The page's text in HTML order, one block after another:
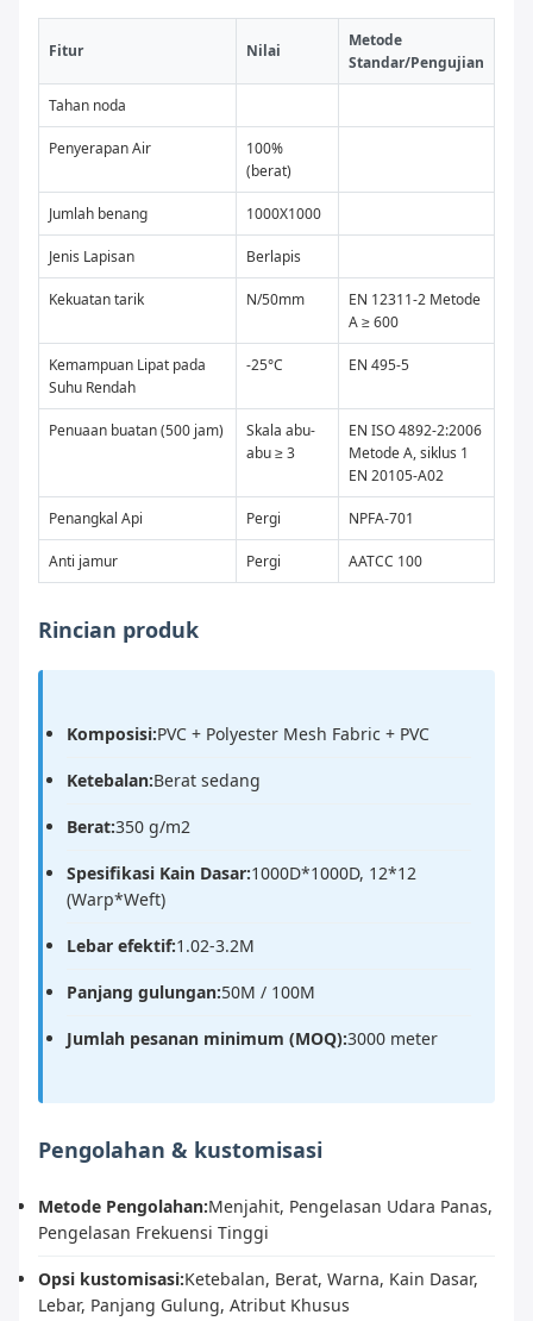
Fitur Nilai
Metode
Standar/Pengujian
Tahan noda
Penyerapan Air
100%
(berat)
Jumlah benang 1000X1000
Jenis Lapisan Berlapis
Kekuatan tarik N/50mm
EN 12311-2 Metode
A ≥ 600
Kemampuan Lipat pada
Suhu Rendah
-25°C EN 495-5
Penuaan buatan (500 jam)
Skala abu-
abu ≥ 3
EN ISO 4892-2:2006
Metode A, siklus 1
EN 20105-A02
Penangkal Api Pergi NPFA-701
Anti jamur Pergi AATCC 100
Rincian produk
Komposisi:PVC + Polyester Mesh Fabric + PVC
Ketebalan:Berat sedang
Berat:350 g/m2
Spesifikasi Kain Dasar:1000D*1000D, 12*12
(Warp*Weft)
Lebar efektif:1.02-3.2M
Panjang gulungan:50M / 100M
Jumlah pesanan minimum (MOQ):3000 meter
Pengolahan & kustomisasi
Metode Pengolahan:Menjahit, Pengelasan Udara Panas,
Pengelasan Frekuensi Tinggi
Opsi kustomisasi:Ketebalan, Berat, Warna, Kain Dasar,
Lebar, Panjang Gulung, Atribut Khusus